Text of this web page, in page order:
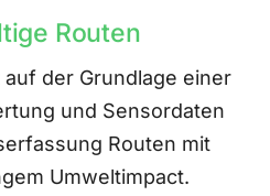
Routen
auf der Grundlage einer
und Sensordaten
Routen mit
Umweltimpact.